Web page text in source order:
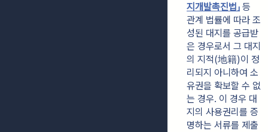
지개발촉진법」 등
관계 법률에 따라 조
성된 대지를 공급받
은 경우로서 그 대지
의 지적(地籍)이 정
리되지 아니하여 소
유권을 확보할 수 없
는 경우. 이 경우 대
지의 사용권리를 증
명하는 서류를 제출